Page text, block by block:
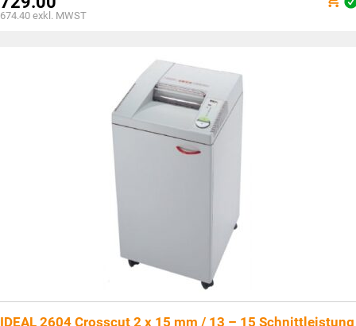
674.40 exkl. MWST
IDEAL 2604 Crosscut 2 x 15 mm / 13 – 15 Schnittleistung